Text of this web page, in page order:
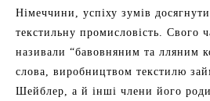
Німеччини, успіху зумів
текстильну промисловість. Свого
називали “бавовняним та лляним
слова, виробництвом текстилю
Шейблер, а й інші члени його